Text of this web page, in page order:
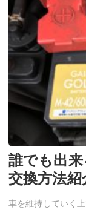
誰でも出
交換方法
車を維持していく